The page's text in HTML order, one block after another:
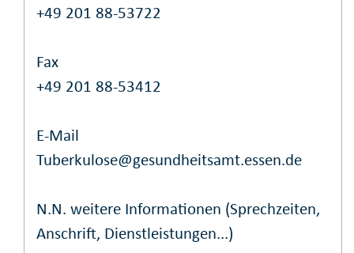
+49 201 88-53722
Fax
+49 201 88-53412
E-Mail
Tuberkulose@gesundheitsamt.essen.de
N.N. weitere Informationen (Sprechzeiten,
Anschrift, Dienstleistungen...)